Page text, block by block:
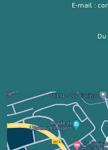
E-mail :